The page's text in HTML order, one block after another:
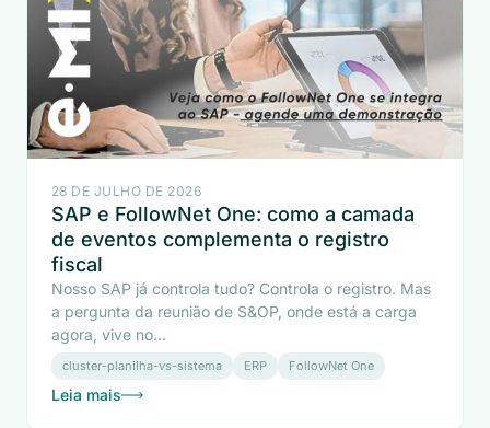
28 DE JULHO DE 2026
SAP e FollowNet One: como a camada
de eventos complementa o registro
fiscal
Nosso SAP já controla tudo? Controla o registro. Mas
a pergunta da reunião de S&OP, onde está a carga
agora, vive no...
cluster-planilha-vs-sistema ERP FollowNet One
Leia mais